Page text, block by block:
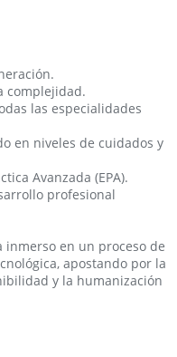
complejidad.
las especialidades
en niveles de cuidados y
Avanzada (EPA).
profesional
inmerso en un proceso de
apostando por la
y la humanización